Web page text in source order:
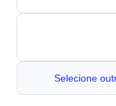
Selecione